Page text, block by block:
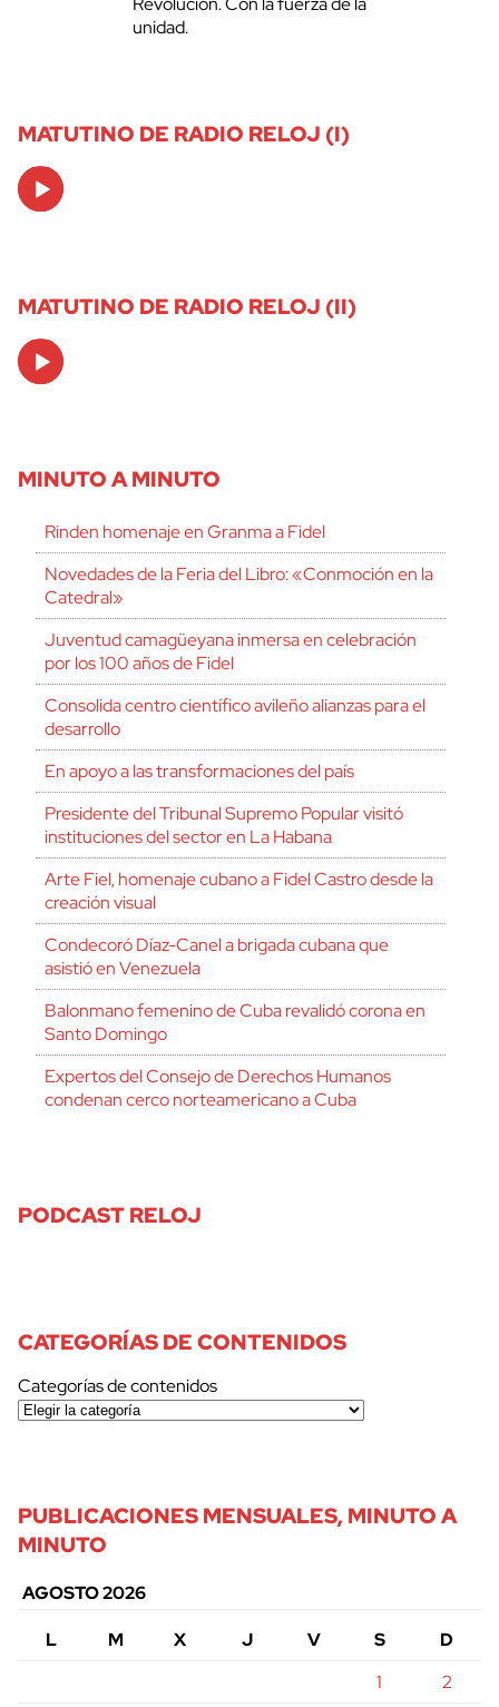
unidad.
MATUTINO DE RADIO RELOJ (I)
Audio
Player
MATUTINO DE RADIO RELOJ (II)
Audio
Player
MINUTO A MINUTO
Rinden homenaje en Granma a Fidel
Novedades de la Feria del Libro: «Conmoción en la
Catedral»
Juventud camagüeyana inmersa en celebración
por los 100 años de Fidel
Consolida centro científico avileño alianzas para el
desarrollo
En apoyo a las transformaciones del país
Presidente del Tribunal Supremo Popular visitó
instituciones del sector en La Habana
Arte Fiel, homenaje cubano a Fidel Castro desde la
creación visual
Condecoró Díaz-Canel a brigada cubana que
asistió en Venezuela
Balonmano femenino de Cuba revalidó corona en
Santo Domingo
Expertos del Consejo de Derechos Humanos
condenan cerco norteamericano a Cuba
PODCAST RELOJ
CATEGORÍAS DE CONTENIDOS
Categorías de contenidos
PUBLICACIONES MENSUALES, MINUTO A
MINUTO
AGOSTO 2026
L
M X J V S
D
1
2